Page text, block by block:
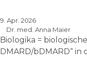
9. Apr. 2026
Dr. med. Anna Maier
Biologika =
DMARD/bDMARD“